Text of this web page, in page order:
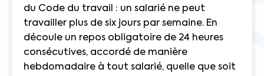
du Code du travail : un salarié ne peut
travailler plus de six jours par semaine. En
découle un repos obligatoire de 24 heures
consécutives, accordé de manière
hebdomadaire à tout salarié, quelle que soit